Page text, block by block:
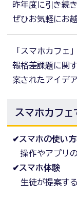
昨年度に引き続
ぜひお気軽にお
「スマホカフェ
報格差課題に関
案されたアイデ
スマホカフェ
✔スマホの使い
操作やアプリ
✔スマホ体験
生徒が提案する